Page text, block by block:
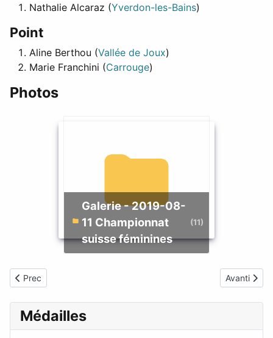
Nathalie Alcaraz (Yverdon-les-Bains)
Point
Aline Berthou (Vallée de Joux)
Marie Franchini (Carrouge)
Photos
Galerie - 2019-08-
11 Championnat
suisse féminines
(11)
Articolo precedente: Résultats 16 doublettes du 31 août 2019 à
Prec Articolo
Avanti
Médailles